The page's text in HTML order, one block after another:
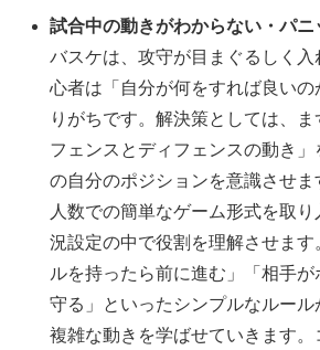
試合中の動きがわからない・パニ
バスケは、攻守が目まぐるしく
心者は「自分が何をすれば良い
りがちです。解決策としては、
フェンスとディフェンスの動き」
の自分のポジションを意識させ
人数での簡単なゲーム形式を取
況設定の中で役割を理解させま
ルを持ったら前に進む」「相手が
守る」といったシンプルなルール
複雑な動きを学ばせていきます